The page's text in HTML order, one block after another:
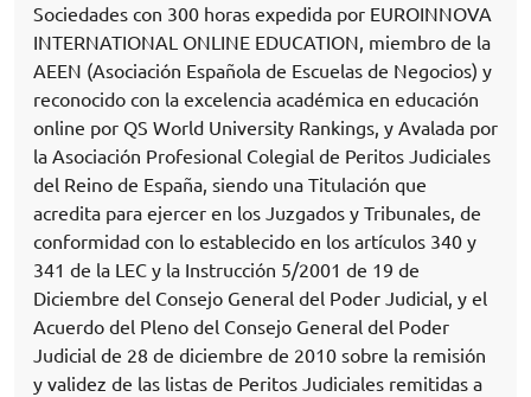
Sociedades con 300 horas expedida por EUROINNOVA
INTERNATIONAL ONLINE EDUCATION, miembro de la
AEEN (Asociación Española de Escuelas de Negocios) y
reconocido con la excelencia académica en educación
online por QS World University Rankings, y Avalada por
la Asociación Profesional Colegial de Peritos Judiciales
del Reino de España, siendo una Titulación que
acredita para ejercer en los Juzgados y Tribunales, de
conformidad con lo establecido en los artículos 340 y
341 de la LEC y la Instrucción 5/2001 de 19 de
Diciembre del Consejo General del Poder Judicial, y el
Acuerdo del Pleno del Consejo General del Poder
Judicial de 28 de diciembre de 2010 sobre la remisión
y validez de las listas de Peritos Judiciales remitidas a